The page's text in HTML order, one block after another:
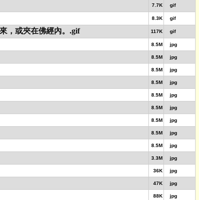
7.7K gif
8.3K gif
，或夾在佛經內。.gif 117K gif
8.5M jpg
8.5M jpg
8.5M jpg
8.5M jpg
8.5M jpg
8.5M jpg
8.5M jpg
8.5M jpg
8.5M jpg
3.3M jpg
36K jpg
47K jpg
88K jpg